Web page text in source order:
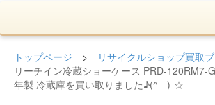
トップページ > リサイクルショップ買取
リーチイン冷蔵ショーケース PRD-120RM7-
年製 冷蔵庫を買い取りました♪(^_-)-☆